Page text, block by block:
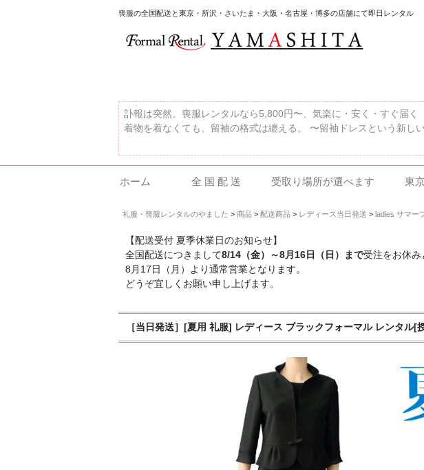
喪服の全国配送と東京・所沢・さいたま・大阪・名古屋・博多の店舗にて即日レンタル
訃報は突然。喪服レンタルなら5,800円〜、気楽に・安く・すぐ届く
着物を着なくても、留袖の格式は纏える。 〜留袖ドレスという新し
ホーム 全 国 配 送 受取り場所が選べます 東
礼服・喪服レンタルのやました > 商品> 配送商品> レディース当日発送 > ladies サマー
【配送受付 夏季休業日のお知らせ】
全国配送につきまして8/14（金）～8月16日（日）まで受注をお休み
8月17日（月）より通常営業となります。
どうぞ宜しくお願い申し上げます。
［当日発送］[夏用 礼服] レディース ブラックフォーマル レンタル[